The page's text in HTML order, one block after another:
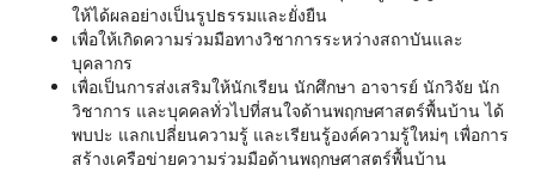
ให้ได้ผลอย่างเป็นรูปธรรมและยั่งยืน
เพื่อให้เกิดความร่วมมือทางวิชาการระหว่างสถาบันและ
บุคลากร
เพื่อเป็นการส่งเสริมให้นักเรียน นักศึกษา อาจารย์ นักวิจัย นัก
วิชาการ และบุคคลทั่วไปที่สนใจด้านพฤกษศาสตร์พื้นบ้าน ได้
พบปะ แลกเปลี่ยนความรู้ และเรียนรู้องค์ความรู้ใหม่ๆ เพื่อการ
สร้างเครือข่ายความร่วมมือด้านพฤกษศาสตร์พื้นบ้าน